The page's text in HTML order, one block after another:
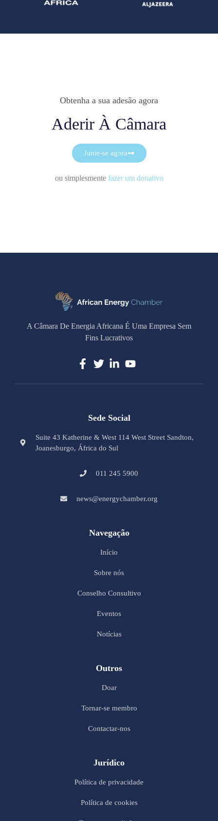
Obtenha a sua adesão agora
Aderir À Câmara
Junte-se agora
ou simplesmente fazer um donativo
A Câmara De Energia Africana É Uma Empresa Sem
Fins Lucrativos
Sede Social
Suite 43 Katherine & West 114 West Street Sandton,
Joanesburgo, África do Sul
011 245 5900
news@energychamber.org
Navegação
Início
Sobre nós
Conselho Consultivo
Eventos
Notícias
Outros
Doar
Tornar-se membro
Contactar-nos
Jurídico
Política de privacidade
Política de cookies